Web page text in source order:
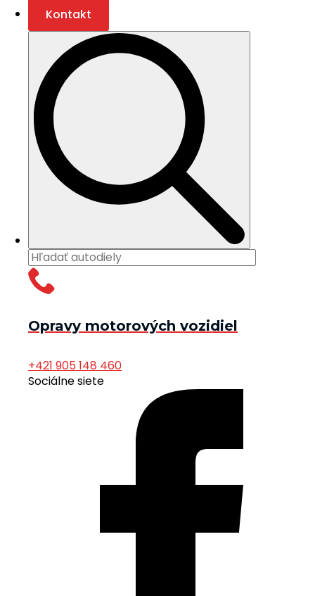
Kontakt
Search
Opravy motorových vozidiel
+421 905 148 460
Sociálne siete